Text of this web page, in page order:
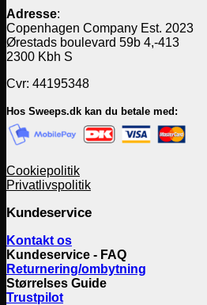
Adresse:
Copenhagen Company Est. 2023
Ørestads boulevard 59b 4,-413
2300 Kbh S
Cvr: 44195348
Hos Sweeps.dk kan du betale med:
Cookiepolitik
Privatlivspolitik
Kundeservice
Kontakt os
Kundeservice - FAQ
Returnering/ombytning
Størrelses Guide
Trustpilot